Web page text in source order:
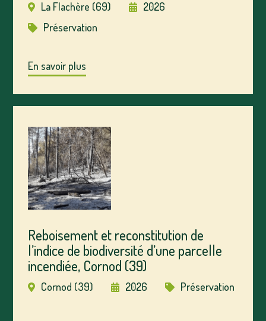
La Flachère (69)
2026
Préservation
En savoir plus
Reboisement et reconstitution de
l’indice de biodiversité d’une parcelle
incendiée, Cornod (39)
Cornod (39) 2026 Préservation